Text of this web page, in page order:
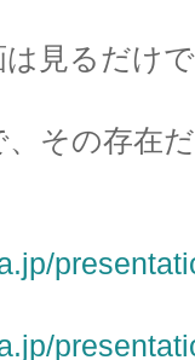
は見るだけ
、その存在